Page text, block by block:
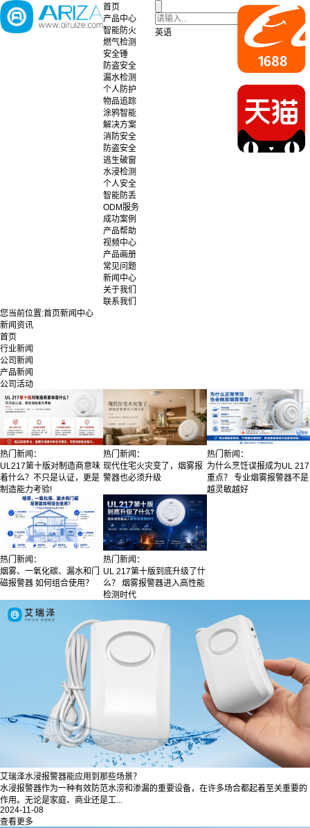
首页
产品中心
智能防火
燃气检测
安全锤
防盗安全
漏水检测
个人防护
物品追踪
涂鸦智能
解决方案
消防安全
防盗安全
逃生破窗
水浸检测
个人安全
智能防丢
ODM服务
成功案例
产品帮助
视频中心
产品画册
常见问题
新闻中心
关于我们
联系我们
英语
您当前位置:首页新闻中心
新闻资讯
首页
行业新闻
公司新闻
产品新闻
公司活动
热门新闻：
UL217第十版对制造商意味
着什么？不只是认证，更是
制造能力考验!
热门新闻：
现代住宅火灾变了，烟雾报
警器也必须升级
热门新闻：
为什么烹饪误报成为UL 217
重点？ 专业烟雾报警器不是
越灵敏越好
热门新闻：
烟雾、一氧化碳、漏水和门
磁报警器 如何组合使用？
热门新闻：
UL 217第十版到底升级了什
么？ 烟雾报警器进入高性能
检测时代
艾瑞泽水浸报警器能应用到那些场景？
水浸报警器作为一种有效防范水涝和渗漏的重要设备，在许多场合都起着至关重要的
作用。无论是家庭、商业还是工...
2024-11-08
查看更多